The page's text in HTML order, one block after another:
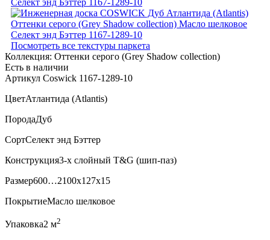
Посмотреть все текстуры паркета
Коллекция: Оттенки серого (Grеy Shadow collection)
Есть в наличии
Артикул Coswick 1167-1289-10
ЦветАтлантида (Atlantis)
ПородаДуб
СортСелект энд Бэттер
Конструкция3-х слойный T&G (шип-паз)
Размер600…2100x127x15
ПокрытиеМасло шелковое
Упаковка2 м2